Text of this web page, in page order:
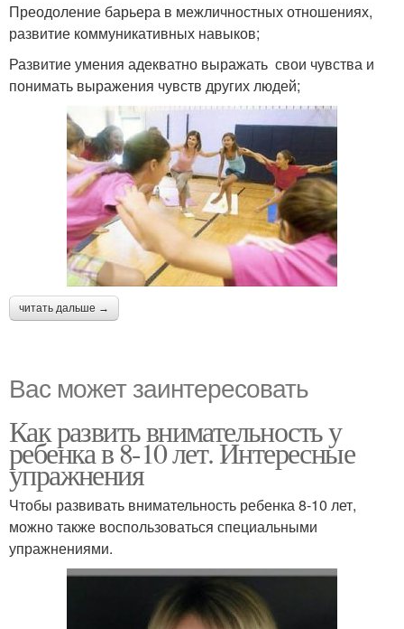
Преодоление барьера в межличностных отношениях,
развитие коммуникативных навыков;
Развитие умения адекватно выражать свои чувства и
понимать выражения чувств других людей;
читать дальше →
Вас может заинтересовать
Как развить внимательность у
ребенка в 8-10 лет. Интересные
упражнения
Чтобы развивать внимательность ребенка 8-10 лет,
можно также воспользоваться специальными
упражнениями.